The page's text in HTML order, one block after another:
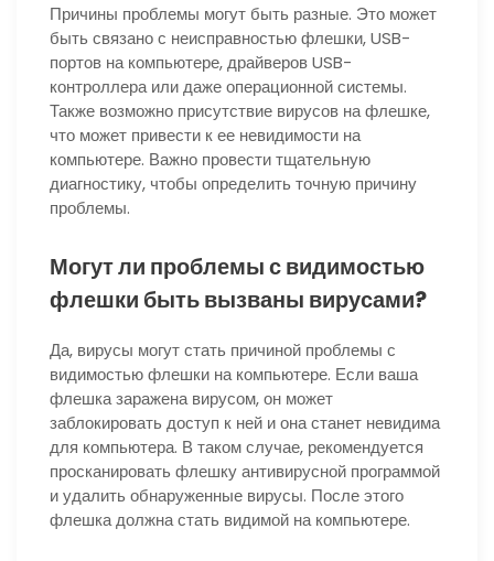
Причины проблемы могут быть разные. Это может
быть связано с неисправностью флешки, USB-
портов на компьютере, драйверов USB-
контроллера или даже операционной системы.
Также возможно присутствие вирусов на флешке,
что может привести к ее невидимости на
компьютере. Важно провести тщательную
диагностику, чтобы определить точную причину
проблемы.
Могут ли проблемы с видимостью
флешки быть вызваны вирусами?
Да, вирусы могут стать причиной проблемы с
видимостью флешки на компьютере. Если ваша
флешка заражена вирусом, он может
заблокировать доступ к ней и она станет невидима
для компьютера. В таком случае, рекомендуется
просканировать флешку антивирусной программой
и удалить обнаруженные вирусы. После этого
флешка должна стать видимой на компьютере.